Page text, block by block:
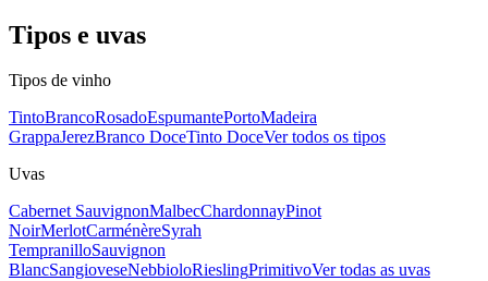
Tipos e uvas
Tipos de vinho
TintoBrancoRosadoEspumantePortoMadeira
GrappaJerezBranco DoceTinto DoceVer todos os tipos
Uvas
Cabernet SauvignonMalbecChardonnayPinot
NoirMerlotCarménèreSyrah
TempranilloSauvignon
BlancSangioveseNebbioloRieslingPrimitivoVer todas as uvas